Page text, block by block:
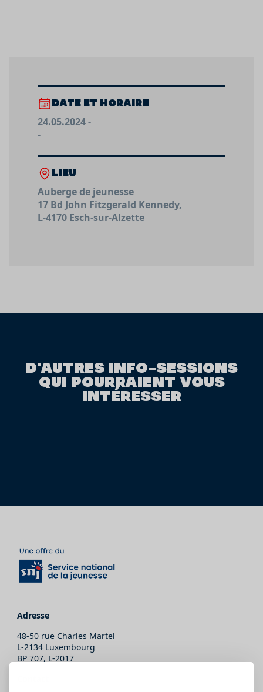
DATE ET HORAIRE
24.05.2024 -
-
LIEU
Auberge de jeunesse
17 Bd John Fitzgerald Kennedy,
L-4170 Esch-sur-Alzette
D'AUTRES INFO-SESSIONS
QUI POURRAIENT VOUS
INTÉRESSER
Adresse
48-50 rue Charles Martel
L-2134 Luxembourg
BP 707, L-2017